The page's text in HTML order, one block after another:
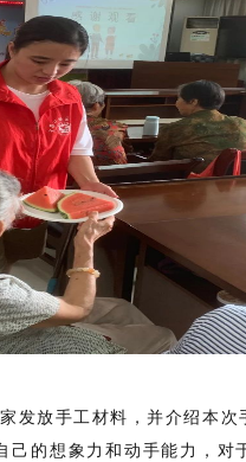
发放手工材料，并介绍本
的想象力和动手能力，对